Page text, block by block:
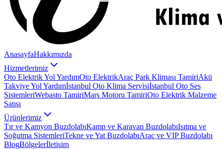
AnasayfaHakkımızda
Hizmetlerimiz
Oto Elektrik Yol YardımOto ElektrikAraç Park Kliması TamiriAkü
Takviye Yol Yardımİstanbul Oto Klima Servisiİstanbul Oto Ses
SistemleriWebasto TamiriMarş Motoru TamiriOto Elektrik Malzeme
Satışı
Ürünlerimiz
Tır ve Kamyon BuzdolabıKamp ve Karavan BuzdolabıIsıtma ve
Soğutma SistemleriTekne ve Yat BuzdolabıAraç ve VIP Buzdolabı
BlogBölgelerİletişim